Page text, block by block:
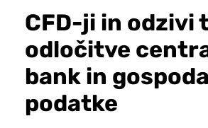
CFD-ji in odzivi
odločitve
bank in
podatke